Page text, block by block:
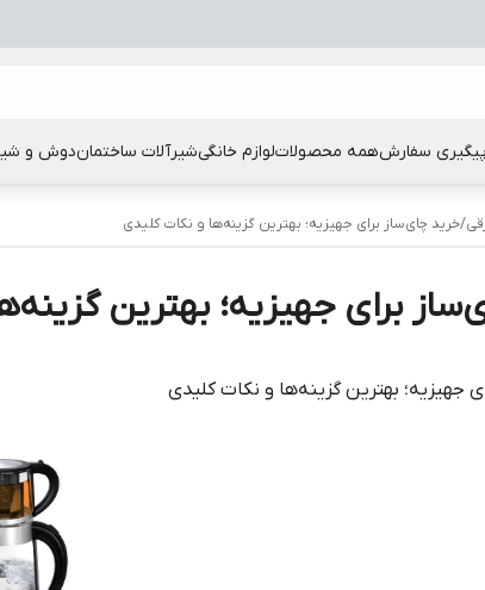
پیگیری سفارشهمه محصولاتلوازم خانگیشیرآلات ساختماندوش و
/خرید چای‌ساز برای جهیزیه؛ بهترین گزینه‌ها و نکات کلیدی
برای جهیزیه؛ بهترین
جهیزیه؛ بهترین گزینه‌ها و نکات کلیدی